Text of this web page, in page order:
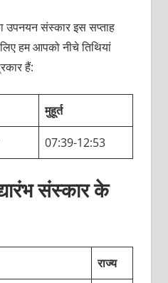
उपनयन संस्कार इस सप्ताह
हम आपको नीचे तिथियां
हैं:
मुहूर्त
07:39-12:53
संस्कार के
राज्य